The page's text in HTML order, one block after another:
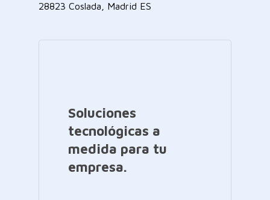
28823 Coslada, Madrid ES
Soluciones
tecnológicas a
medida para tu
empresa.